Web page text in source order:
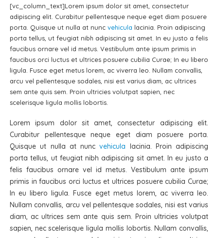
[vc_column_text]Lorem ipsum dolor sit amet, consectetur
adipiscing elit. Curabitur pellentesque neque eget diam posuere
porta. Quisque ut nulla at nunc vehicula lacinia. Proin adipiscing
porta tellus, ut feugiat nibh adipiscing sit amet. In eu justo a felis
faucibus ornare vel id metus. Vestibulum ante ipsum primis in
faucibus orci luctus et ultrices posuere cubilia Curae; In eu libero
ligula. Fusce eget metus lorem, ac viverra leo. Nullam convallis,
arcu vel pellentesque sodales, nisi est varius diam, ac ultrices
sem ante quis sem. Proin ultricies volutpat sapien, nec
scelerisque ligula mollis lobortis.
Lorem ipsum dolor sit amet, consectetur adipiscing elit.
Curabitur pellentesque neque eget diam posuere porta.
Quisque ut nulla at nuncvehicula lacinia. Proin adipiscing
porta tellus, ut feugiat nibh adipiscing sit amet. In eu justo a
felis faucibus ornare vel id metus. Vestibulum ante ipsum
primis in faucibus orci luctus et ultrices posuere cubilia Curae;
In eu libero ligula. Fusce eget metus lorem, ac viverra leo.
Nullam convallis, arcu vel pellentesque sodales, nisi est varius
diam, ac ultrices sem ante quis sem. Proin ultricies volutpat
sapien, nec scelerisque ligula mollis lobortis. Nullam convallis,